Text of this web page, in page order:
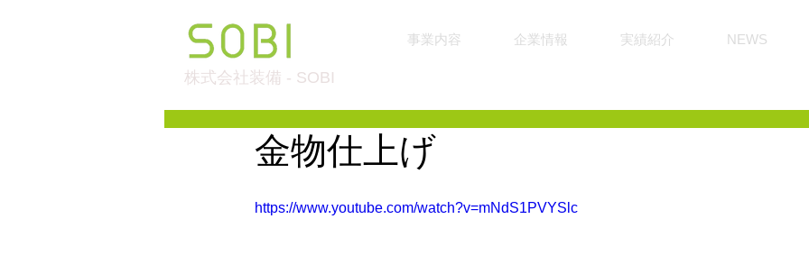
事業内容 企業情報 実績紹介 NEWS
株式会社装備 - SOBI
金物仕上げ
https://www.youtube.com/watch?v=mNdS1PVYSlc